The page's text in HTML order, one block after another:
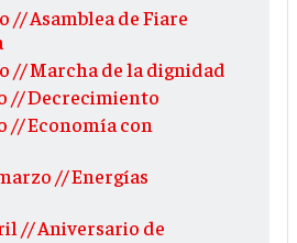
// Asamblea de Fiare
// Marcha de la dignidad
// Decrecimiento
// Economía con
// Energías
// Aniversario de